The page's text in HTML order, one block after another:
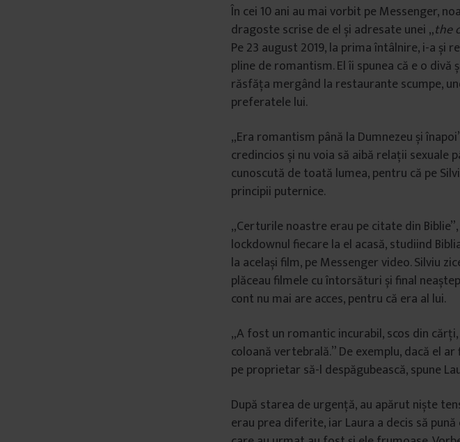
În cei 10 ani au mai vorbit pe Messenger,
dragoste scrise de el și adresate unei „the
Pe 23 august 2019, la prima întâlnire, i-a și
pline de romantism. El îi spunea că e o
răsfăța mergând la restaurante scumpe,
preferatele lui.
„Era romantism până la Dumnezeu și
credincios și nu voia să aibă relații sexuale
cunoscută de toată lumea, pentru că pe
principii puternice.
„Certurile noastre erau pe citate din
lockdownul fiecare la el acasă, studiind
la același film, pe Messenger video. Silviu
plăceau filmele cu întorsături și final
cont nu mai are acces, pentru că era al lui.
„A fost un romantic incurabil, scos din
coloană vertebrală.” De exemplu, dacă el
pe proprietar să-l despăgubească, spune
După starea de urgență, au apărut niște
erau prea diferite, iar Laura a decis să